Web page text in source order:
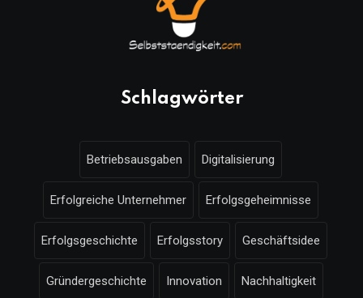
Schlagwörter
Betriebsausgaben Digitalisierung
Erfolgreiche Unternehmer Erfolgsgeheimnisse
Erfolgsgeschichte Erfolgsstory Geschäftsidee
Gründergeschichte Innovation Nachhaltigkeit